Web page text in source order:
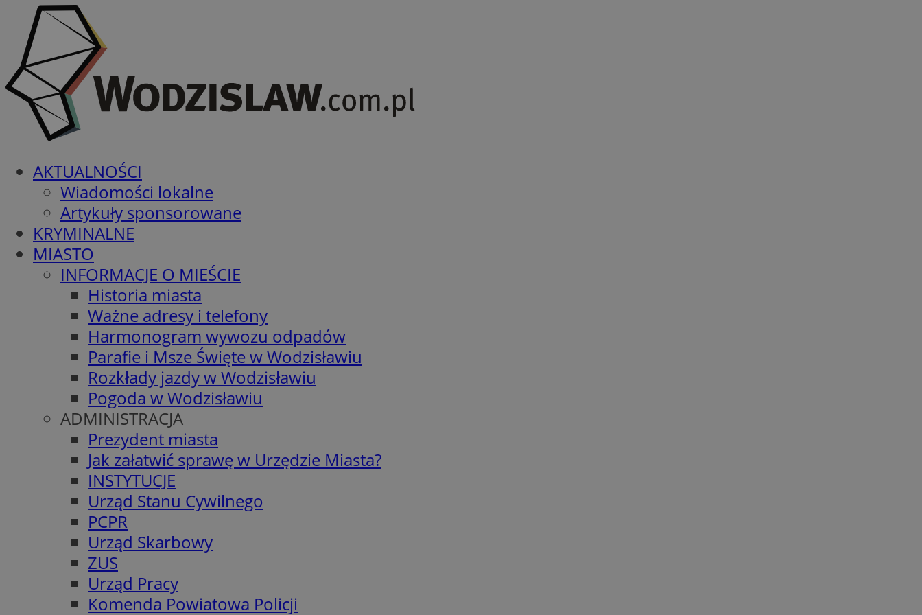
AKTUALNOŚCI
Wiadomości lokalne
Artykuły sponsorowane
KRYMINALNE
MIASTO
INFORMACJE O MIEŚCIE
Historia miasta
Ważne adresy i telefony
Harmonogram wywozu odpadów
Parafie i Msze Święte w Wodzisławiu
Rozkłady jazdy w Wodzisławiu
Pogoda w Wodzisławiu
ADMINISTRACJA
Prezydent miasta
Jak załatwić sprawę w Urzędzie Miasta?
INSTYTUCJE
Urząd Stanu Cywilnego
PCPR
Urząd Skarbowy
ZUS
Urząd Pracy
Komenda Powiatowa Policji